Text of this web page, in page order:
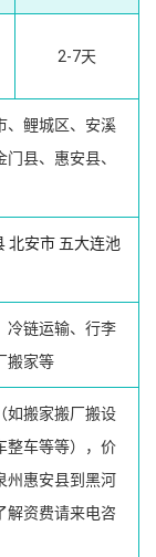
2-7天
、鲤城区、安溪
县、惠安县、
北安市 五大连池
冷链运输、行李
搬家等
如搬家搬厂搬设
整车等等），价
州惠安县到黑河
解资费请来电咨